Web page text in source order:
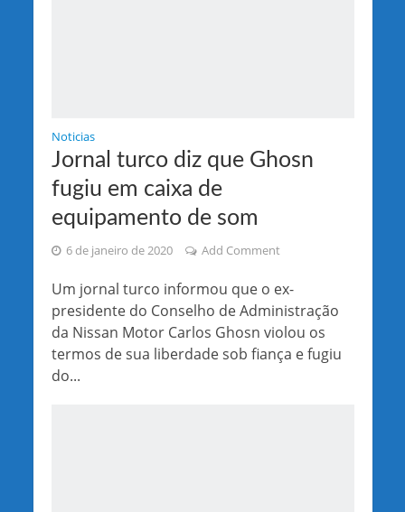
Noticias
Jornal turco diz que Ghosn
fugiu em caixa de
equipamento de som
6 de janeiro de 2020 Add Comment
Um jornal turco informou que o ex-
presidente do Conselho de Administração
da Nissan Motor Carlos Ghosn violou os
termos de sua liberdade sob fiança e fugiu
do...